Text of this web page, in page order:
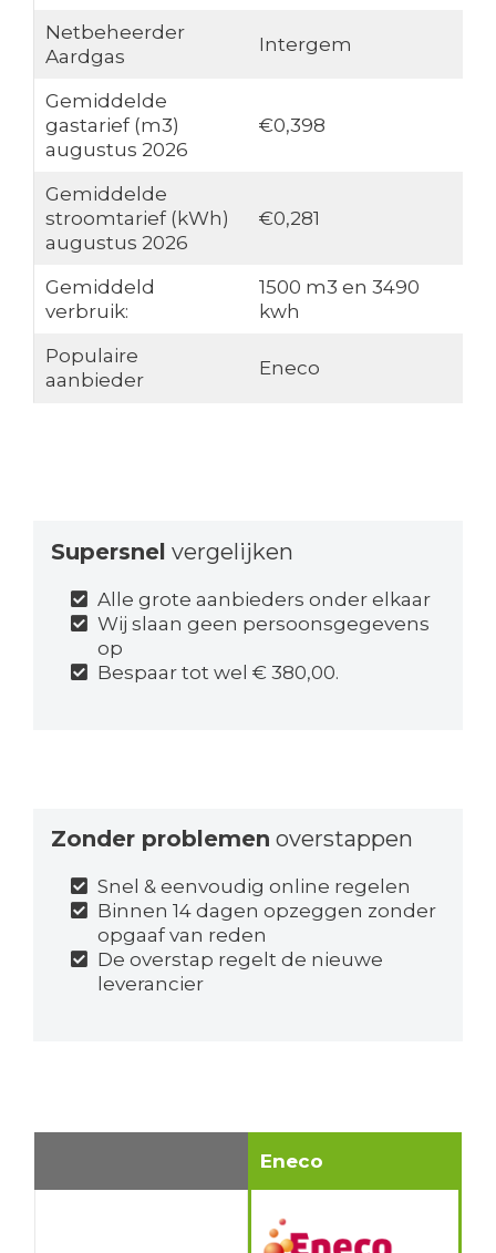
Netbeheerder
Aardgas
Intergem
Gemiddelde
gastarief (m3)
augustus 2026
€0,398
Gemiddelde
stroomtarief (kWh)
augustus 2026
€0,281
Gemiddeld
verbruik:
1500 m3 en 3490
kwh
Populaire
aanbieder
Eneco
Supersnel vergelijken
Alle grote aanbieders onder elkaar
Wij slaan geen persoonsgegevens
op
Bespaar tot wel € 380,00.
Zonder problemen overstappen
Snel & eenvoudig online regelen
Binnen 14 dagen opzeggen zonder
opgaaf van reden
De overstap regelt de nieuwe
leverancier
Eneco